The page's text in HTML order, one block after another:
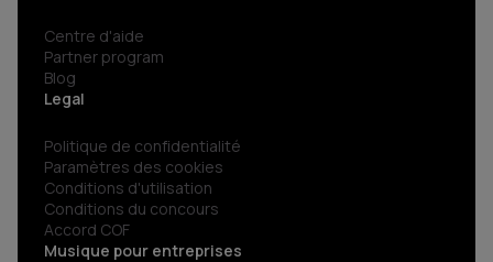
Centre d'aide
Partner program
Blog
Legal
Politique de confidentialité
Paramètres des cookies
Conditions d'utilisation
Conditions du concours
Accord COF
Musique pour entreprises